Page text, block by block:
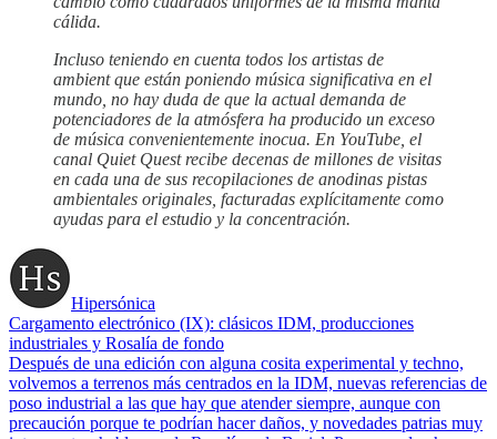
cálida.
Incluso teniendo en cuenta todos los artistas de
ambient que están poniendo música significativa en el
mundo, no hay duda de que la actual demanda de
potenciadores de la atmósfera ha producido un exceso
de música convenientemente inocua. En YouTube, el
canal Quiet Quest recibe decenas de millones de visitas
en cada una de sus recopilaciones de anodinas pistas
ambientales originales, facturadas explícitamente como
ayudas para el estudio y la concentración.
Hipersónica
Cargamento electrónico (IX): clásicos IDM, producciones
industriales y Rosalía de fondo
Después de una edición con alguna cosita experimental y techno,
volvemos a terrenos más centrados en la IDM, nuevas referencias de
poso industrial a las que hay que atender siempre, aunque con
precaución porque te podrían hacer daños, y novedades patrias muy